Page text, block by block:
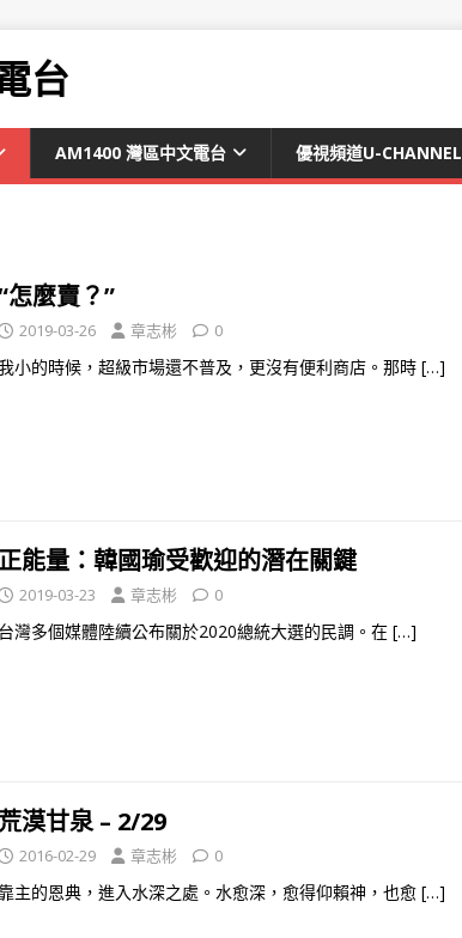
台
AM1400 灣區中文電台 優視頻道U-CHANNEL
怎麼賣？”
2019-03-26 章志彬 0
小的時候，超級市場還不普及，更沒有便利商店。那時 […]
正能量：韓國瑜受歡迎的潛在關鍵
2019-03-23 章志彬 0
台灣多個媒體陸續公布關於2020總統大選的民調。在 […]
荒漠甘泉 – 2/29
2016-02-29 章志彬 0
靠主的恩典，進入水深之處。水愈深，愈得仰賴神，也愈 […]